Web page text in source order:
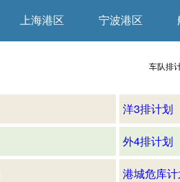
上海港区 宁波港区
车队排
洋3排计划
外4排计划
港城危库